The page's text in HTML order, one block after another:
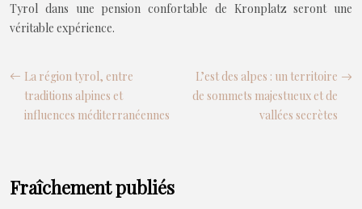
Tyrol dans une pension confortable de Kronplatz seront une
véritable expérience.
La région tyrol, entre
traditions alpines et
influences méditerranéennes
L’est des alpes : un territoire
de sommets majestueux et de
vallées secrètes
Fraîchement publiés